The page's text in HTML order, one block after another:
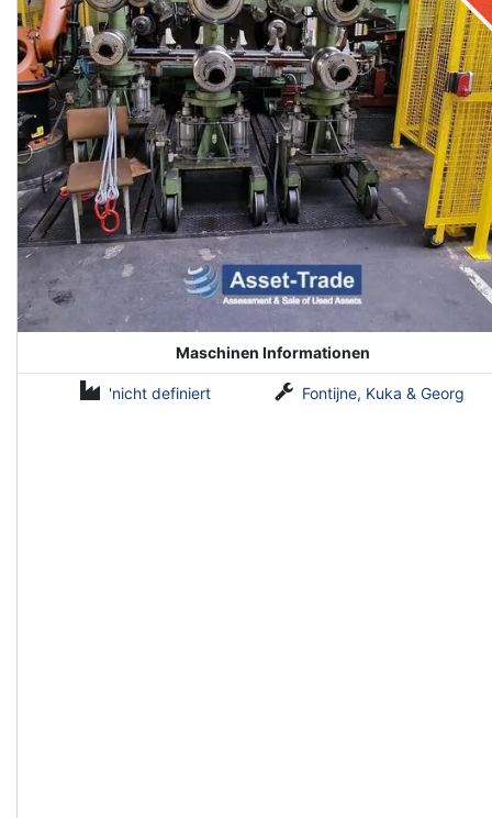
Maschinen Informationen
'nicht definiert Fontijne, Kuka & Georg